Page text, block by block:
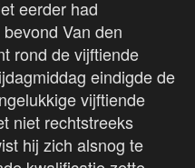
eerder had
Van den
rond de vijftiende
eindigde de
vijftiende
niet rechtstreeks
hij zich alsnog te